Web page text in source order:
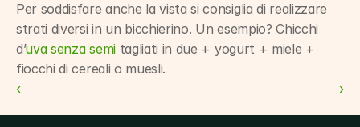
Per soddisfare anche la vista si consiglia di realizzare
strati diversi in un bicchierino. Un esempio? Chicchi
d’uva senza semi tagliati in due + yogurt + miele +
fiocchi di cereali o muesli.
‹
›